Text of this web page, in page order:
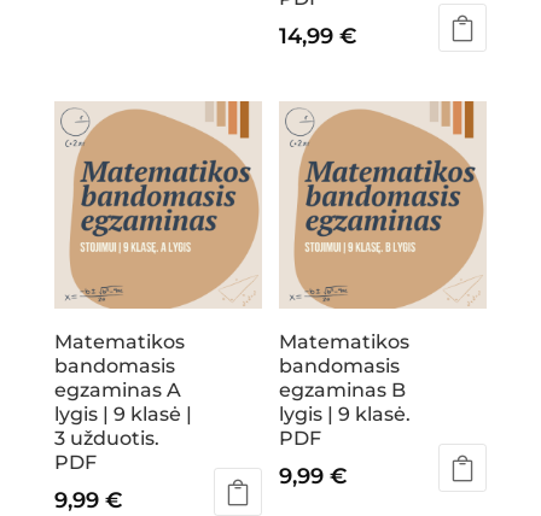
14,99€
Matematikos
bandomasis
egzaminas A
lygis | 9 klasė |
3 užduotis.
PDF
9,99 €
Matematikos
bandomasis
egzaminas B
lygis | 9 klasė.
PDF
9,99€